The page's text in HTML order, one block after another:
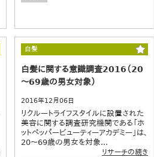
白髪
白髪に関する意識調査2016（20
～69歳の男女対象）
2016年12月06日
リクルートライフスタイルに設置された
美容に関する調査研究機関である「ホ
ットペッパービューティーアカデミー」は、
20～69歳の男女を対象...
リサーチの続き